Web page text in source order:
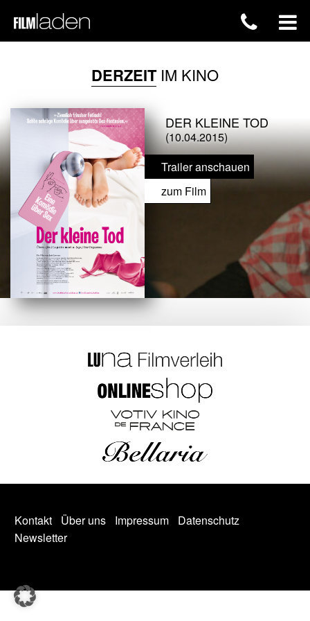
DERZEITIM KINO
DER KLEINE TOD
(10.04.2015)
Trailer anschauen
zum Film
Kontakt Über uns Impressum
Datenschutz
Newsletter